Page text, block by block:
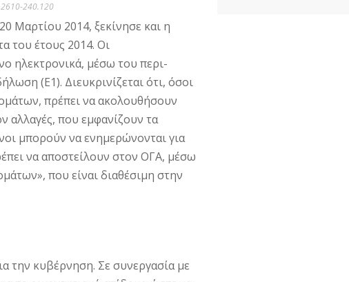
2610-240.120
Μαρτίου 2014, ξεκίνησε και η
του έτους 2014. Οι
ηλεκτρονικά, μέσω του περι­
(Ε1). Διευκρινίζεται ότι, όσοι
πρέπει να ακολουθήσουν
αλλαγές, που εμφανίζουν τα
μπο­ρούν να ενημερώνονται για
να αποστείλουν στον ΟΓΑ, μέσω
που είναι διαθέσιμη στην
την κυ­βέρνηση. Σε συνεργασία με